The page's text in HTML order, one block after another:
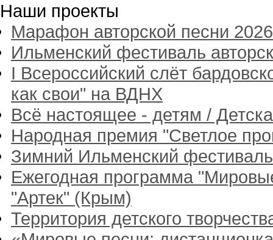
Наши проекты
Марафон авторской песни
Ильменский фестиваль
I Всероссийский слёт
как свои" на ВДНХ
Всё настоящее - детям /
Народная премия "Светлое
Зимний Ильменский фестиваль
Ежегодная программа
"Артек" (Крым)
Территория детского